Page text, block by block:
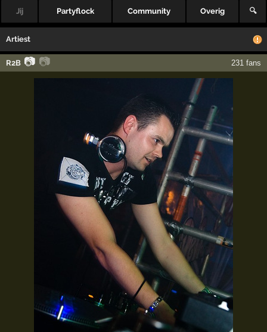
Jij Partyflock Community Overig 🔍
Artiest
R2B 📷 📷 231 fans